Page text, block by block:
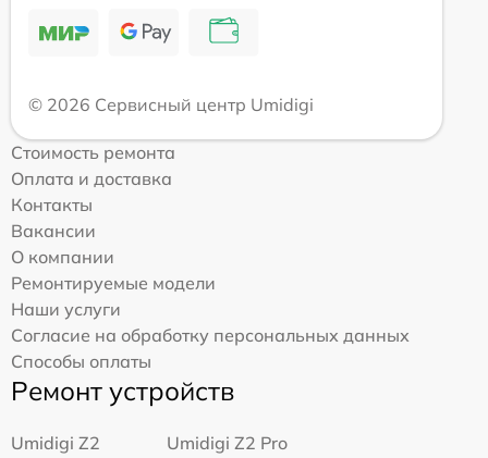
© 2026 Сервисный центр Umidigi
Стоимость ремонта
Оплата и доставка
Контакты
Вакансии
О компании
Ремонтируемые модели
Наши услуги
Согласие на обработку персональных данных
Способы оплаты
Ремонт устройств
Umidigi Z2
Umidigi Z2 Pro